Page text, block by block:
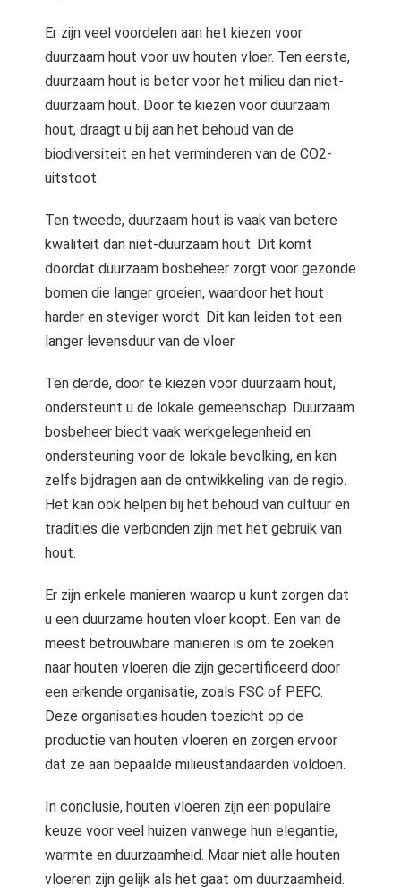
Er zijn veel voordelen aan het kiezen voor
duurzaam hout voor uw houten vloer. Ten eerste,
duurzaam hout is beter voor het milieu dan niet-
duurzaam hout. Door te kiezen voor duurzaam
hout, draagt u bij aan het behoud van de
biodiversiteit en het verminderen van de CO2-
uitstoot.
Ten tweede, duurzaam hout is vaak van betere
kwaliteit dan niet-duurzaam hout. Dit komt
doordat duurzaam bosbeheer zorgt voor gezonde
bomen die langer groeien, waardoor het hout
harder en steviger wordt. Dit kan leiden tot een
langer levensduur van de vloer.
Ten derde, door te kiezen voor duurzaam hout,
ondersteunt u de lokale gemeenschap. Duurzaam
bosbeheer biedt vaak werkgelegenheid en
ondersteuning voor de lokale bevolking, en kan
zelfs bijdragen aan de ontwikkeling van de regio.
Het kan ook helpen bij het behoud van cultuur en
tradities die verbonden zijn met het gebruik van
hout.
Er zijn enkele manieren waarop u kunt zorgen dat
u een duurzame houten vloer koopt. Een van de
meest betrouwbare manieren is om te zoeken
naar houten vloeren die zijn gecertificeerd door
een erkende organisatie, zoals FSC of PEFC.
Deze organisaties houden toezicht op de
productie van houten vloeren en zorgen ervoor
dat ze aan bepaalde milieustandaarden voldoen.
In conclusie, houten vloeren zijn een populaire
keuze voor veel huizen vanwege hun elegantie,
warmte en duurzaamheid. Maar niet alle houten
vloeren zijn gelijk als het gaat om duurzaamheid.